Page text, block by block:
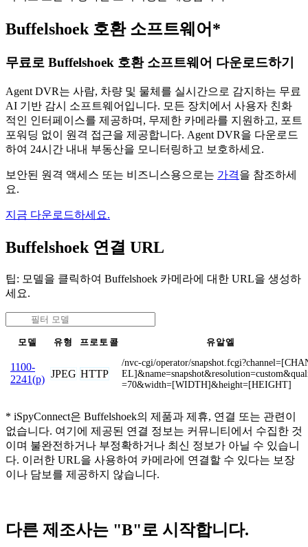
Buffelshoek 호환 소프트웨어*
무료로 Buffelshoek 호환 소프트웨어 다운로드하기
Agent DVR는 사람, 차량 및 물체를 실시간으로 감지하는 무료
AI 기반 감시 소프트웨어입니다. 모든 장치에서 사용자 친화
적인 인터페이스를 제공하며, 무제한 카메라를 지원하고, 포트
포워딩 없이 원격 접근을 제공합니다. Agent DVR을 다운로드
하여 24시간 내내 부동산을 모니터링하고 보호하세요.
보안된 원격 액세스 또는 비즈니스용으로는 가격을 참조하세
요.
지금 다운로드하세요.
Buffelshoek 연결 URL
팁: 모델을 클릭하여 Buffelshoek 카메라에 대한 URL을 생성하
세요.
모델 유형 프로토콜 유알엘
1100-
2241(p) JPEG HTTP
/nvc-cgi/operator/
=70&width=[WIDTH]&height=[HEIGHT]
* iSpyConnect은 Buffelshoek의 제품과 제휴, 연결 또는 관련이
없습니다. 여기에 제공된 연결 정보는 커뮤니티에서 수집한 것
이며 불완전하거나 부정확하거나 최신 정보가 아닐 수 있습니
다. 이러한 URL을 사용하여 카메라에 연결할 수 있다는 보장
이나 담보를 제공하지 않습니다.
다른 제조사는 "B"로 시작합니다.